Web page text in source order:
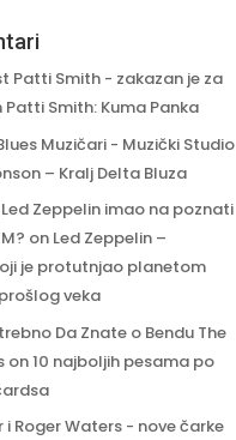
Patti Smith - zakazan je za
Patti Smith: Kuma Panka
Muzičari - Muzički Studio
– Kralj Delta Bluza
Zeppelin imao na poznati
on Led Zeppelin –
je protutnjao planetom
veka
Da Znate o Bendu The
on10 najboljih pesama po
i Roger Waters - nove čarke